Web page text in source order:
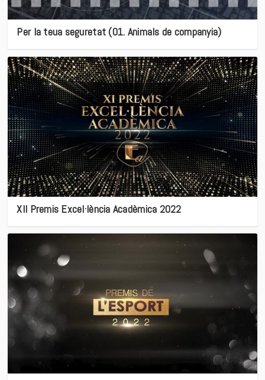
Per la teua seguretat (01. Animals de companyia)
XII Premis Excel·lència Acadèmica 2022